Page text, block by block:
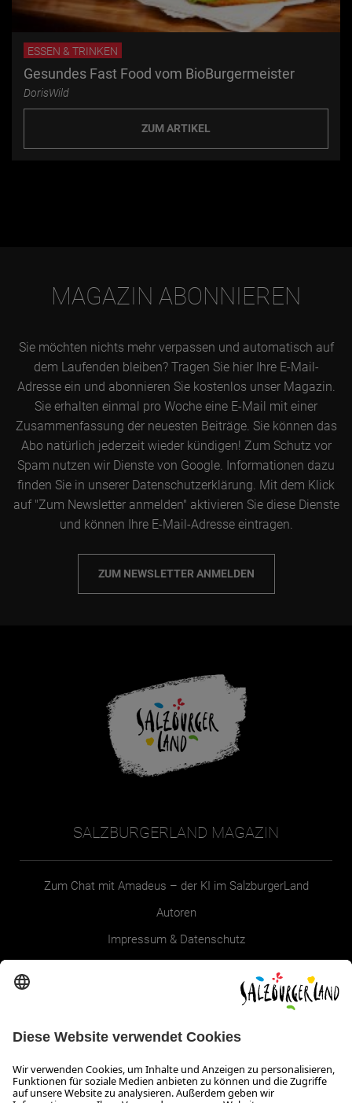
ESSEN & TRINKEN
Gesundes Fast Food vom BioBurgermeister
DorisWild
ZUM ARTIKEL
MAGAZIN ABONNIEREN
Sie möchten nichts mehr verpassen und automatisch auf
dem Laufenden bleiben? Tragen Sie hier Ihre E-Mail-
Adresse ein und abonnieren Sie kostenlos unser Magazin.
Sie erhalten einmal pro Woche eine E-Mail mit einer
Zusammenfassung der neuesten Beiträge. Sie können das
Abo natürlich jederzeit wieder kündigen! Zum Schutz vor
Spam nutzen wir Dienste von Google. Informationen dazu
finden Sie in unserer Datenschutzerklärung. Mit dem Klick
auf "Zum Newsletter anmelden" aktivieren Sie diese Dienste
und können Ihre E-Mail-Adresse eintragen.
ZUM NEWSLETTER ANMELDEN
SALZBURGERLAND MAGAZIN
Zum Chat mit Amadeus – der KI im SalzburgerLand
Autoren
Impressum & Datenschutz
Infos zum Urlaub im SalzburgerLand